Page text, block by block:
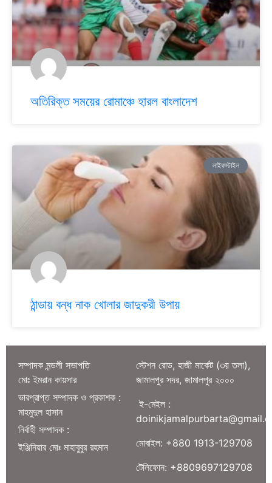
অতিরিক্ত সময়ের রোমাঞ্চে হারল বাংলাদেশ
লাইফস্টাইল
ঠান্ডায় বন্ধ নাক খোলার জাদুকরী উপায়
সম্পাদক মন্ডলী সভাপতি
মোঃ ইমরান কায়সার
ভারপ্রাপ্ত সম্পাদক ও প্রকাশক :
মাহমুদুল হাসান
নির্বাহী সম্পাদক :
ইঞ্জিনিয়ার মোঃ মাহাবুবুর রহমান
স্টেশন রোড, হাজী মার্কেট (৩য় তলা),
জামালপুর সদর, জামালপুর ২০০০
ই-মেইল :
মোবাইল: +880 1913-129708
টেলিফোন: +8809697129708